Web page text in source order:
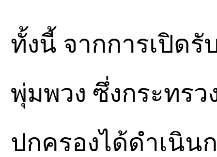
ทั้งนี้ จากการเปิดรั
พุ่มพวง ซึ่งกระทร
ปกครองได้ดำเนิน